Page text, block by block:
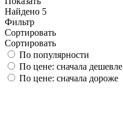
Найдено 5
Фильтр
Сортировать
Сортировать
По популярности
По цене: сначала дешевле
По цене: сначала дороже